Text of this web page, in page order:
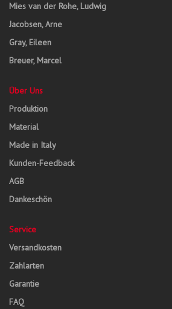
Mies van der Rohe, Ludwig
Jacobsen, Arne
Gray, Eileen
Breuer, Marcel
Über Uns
Produktion
Material
Made in Italy
Kunden-Feedback
AGB
Dankeschön
Service
Versandkosten
Zahlarten
Garantie
FAQ